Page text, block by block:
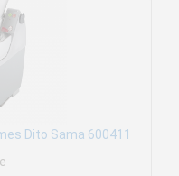
Dito Sama 600411